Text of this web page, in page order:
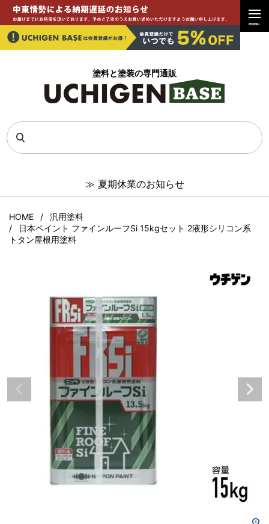
塗料と塗装の専門通販
≫ 夏期休業のお知らせ
menu
HOME
汎用塗料
日本ペイント ファインルーフSi 15kgセット 2液形シリコン系
トタン屋根用塗料